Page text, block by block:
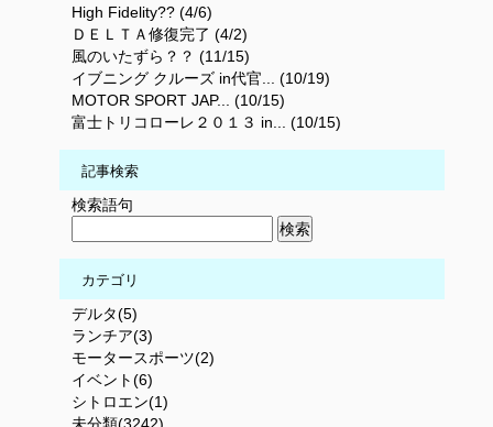
High Fidelity?? (4/6)
ＤＥＬＴＡ修復完了 (4/2)
風のいたずら？？ (11/15)
イブニング クルーズ in代官... (10/19)
MOTOR SPORT JAP... (10/15)
富士トリコローレ２０１３ in... (10/15)
記事検索
検索語句
カテゴリ
デルタ(5)
ランチア(3)
モータースポーツ(2)
イベント(6)
シトロエン(1)
未分類(3242)